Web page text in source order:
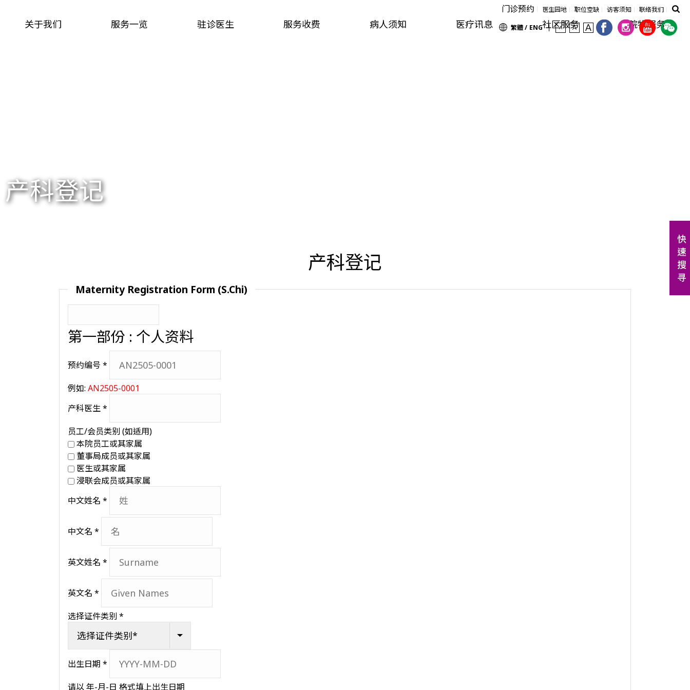
门诊预约 医生园地 职位空缺 访客须知 联络我们
繁體 / ENG
关于我们 服务一览 驻诊医生 服务收费 病人须知 医疗讯息 社区服务 院牧服务
产科登记
产科登记
Maternity Registration Form (S.Chi)
第一部份 : 个人资料
预约编号 *
例如: AN2505-0001
产科医生*
员工/会员类别 (如适用)
本院员工或其家属
董事局成员或其家属
医生或其家属
浸联会成员或其家属
中文姓名 *
中文名 *
英文姓名 *
英文名 *
选择证件类别 *
出生日期 *
请以 年-月-日 格式填上出生日期